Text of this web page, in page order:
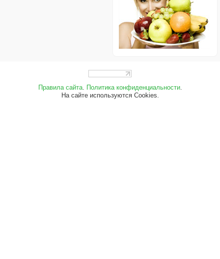
Правила сайта. Политика конфиденциальности.
На сайте используются Cookies.